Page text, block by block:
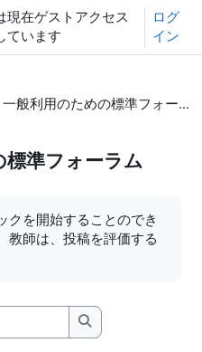
現在ゲストアクセス
ています
ログ
イン
一般利用のための標準フォーラム
準フォーラム
クを開始することのでき
教師は、投稿を評価する
フォーラムを検索